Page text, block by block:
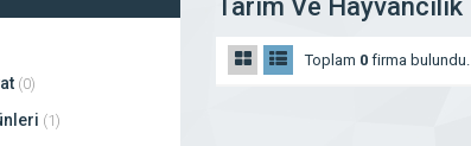
(0)
(1)
Tarım Ve Hayvancılık
Toplam 0 firma bulundu.